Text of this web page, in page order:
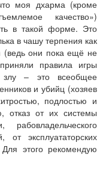
моя дхарма (кроме
качество»)
в такой форме. Это
в чашу терпения как
(ведь они пока ещё не
правила игры
злу – это всеобщее
и убийц (хозяев
подлостью и
отказ от их системы
рабовладельческого
эксплуататорских
этого рекомендую